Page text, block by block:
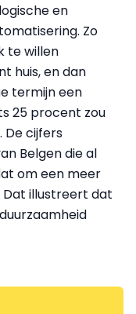
en
Zo
te willen
huis, en dan
termijn een
25 procent zou
De cijfers
Belgen die al
om een meer
illustreert dat